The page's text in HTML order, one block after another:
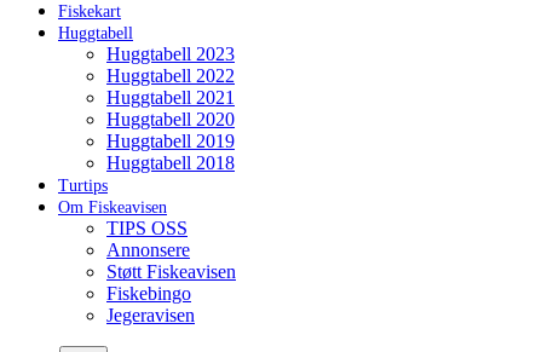
Fiskekart
Huggtabell
Huggtabell 2023
Huggtabell 2022
Huggtabell 2021
Huggtabell 2020
Huggtabell 2019
Huggtabell 2018
Turtips
Om Fiskeavisen
TIPS OSS
Annonsere
Støtt Fiskeavisen
Fiskebingo
Jegeravisen